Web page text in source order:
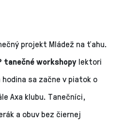
projekt Mládež na ťahu.
tanečné workshopy lektori
hodina sa začne v piatok o
Axa klubu. Tanečníci,
a obuv bez čiernej